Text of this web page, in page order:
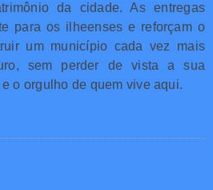
da cidade. As entregas
para os ilheenses e reforçam o
um município cada vez mais
sem perder de vista a sua
o orgulho de quem vive aqui.